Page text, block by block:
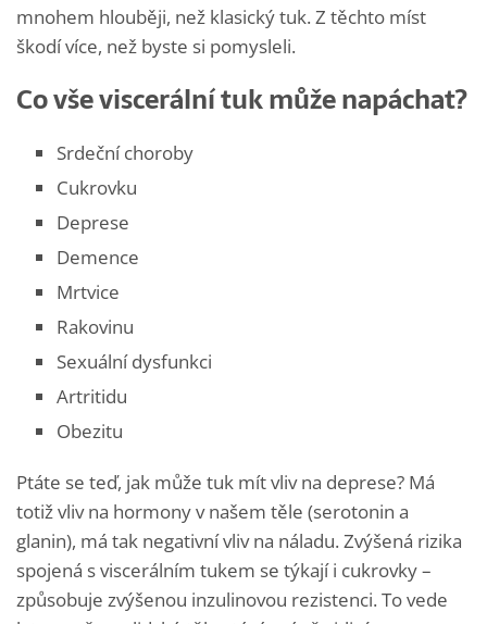
mnohem hlouběji, než klasický tuk. Z těchto míst
škodí více, než byste si pomysleli.
Co vše viscerální tuk může napáchat?
Srdeční choroby
Cukrovku
Deprese
Demence
Mrtvice
Rakovinu
Sexuální dysfunkci
Artritidu
Obezitu
Ptáte se teď, jak může tuk mít vliv na deprese? Má
totiž vliv na hormony v našem těle (serotonin a
glanin), má tak negativní vliv na náladu. Zvýšená rizika
spojená s viscerálním tukem se týkají i cukrovky –
způsobuje zvýšenou inzulinovou rezistenci. To vede